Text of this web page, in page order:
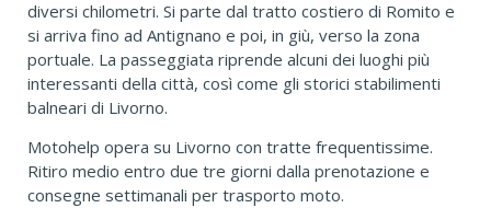
diversi chilometri. Si parte dal tratto costiero di Romito e
si arriva fino ad Antignano e poi, in giù, verso la zona
portuale. La passeggiata riprende alcuni dei luoghi più
interessanti della città, così come gli storici stabilimenti
balneari di Livorno.
Motohelp opera su Livorno con tratte frequentissime.
Ritiro medio entro due tre giorni dalla prenotazione e
consegne settimanali per trasporto moto.